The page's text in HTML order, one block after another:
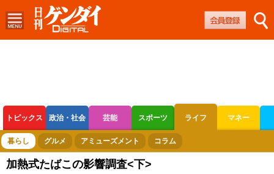
トピックス 政治・社会 芸能 スポーツ ライフ マネー
ボートレース 競輪 オートレース
暮らし グルメ アミューズメント コラム
加熱式たばこの影響調査<下>